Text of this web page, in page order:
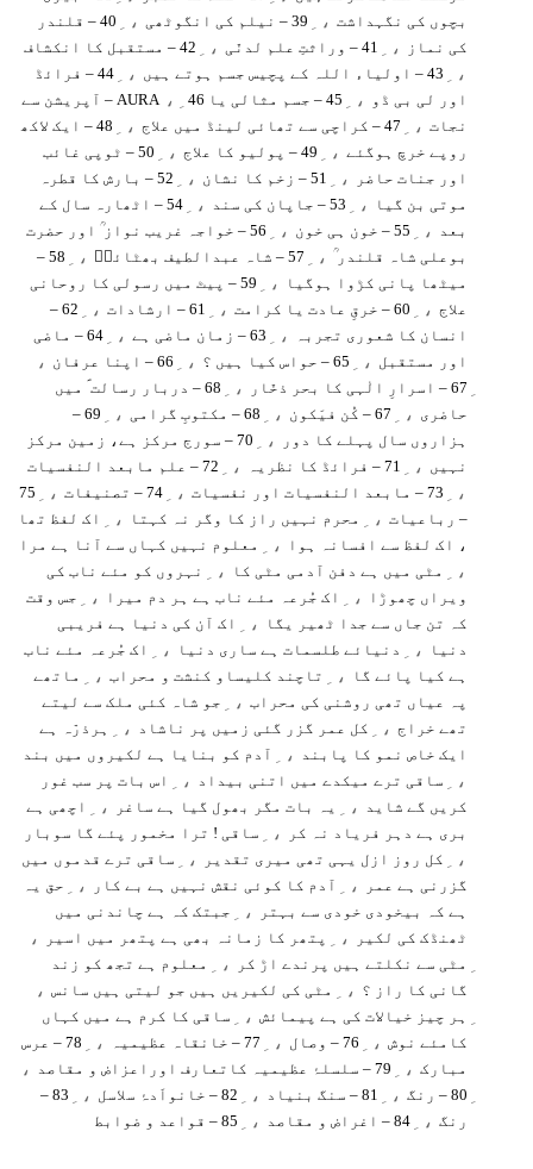
بچوں کی نگہداشت ، ِ 39 – نیلم کی انگوٹھی ، ِ
40 – قلندر
کی نماز
، ِ 41 – وراثتِ علم لدنّی ، ِ 42 – مستقبل کا انکشاف
، ِ 43 – اولیاء اللہ کے پچیس جسم ہوتے ہیں ، ِ
44 – فرائڈ
اور لی بی ڈو
، ِ 45 – جسم مثالی یا AURA ، ِ
46 – آپریشن سے
نجات ، ِ 47 – کراچی سے تھائی لینڈ میں علاج ، ِ
48 – ایک لاکھ
روپے خرچ ہوگئے ، ِ 49 – پولیو کا علاج ، ِ
50 – ٹوپی غائب
اور جنات حاضر
، ِ 51 – زخم کا نشان ، ِ
52 – بارش کا قطرہ
موتی بن گیا
، ِ 53 – جاپان کی سند ، ِ
54 – اٹھارہ سال کے
بعد ، ِ 55 – خون ہی خون ، ِ
56 – خواجہ غریب نواز ؒ اور حضرت
بوعلی شاہ قلندر ؒ ، ِ 57 – شاہ عبدالطیف بھٹائیؒ ، ِ
58 –
میٹھا پانی کڑوا ہوگیا
، ِ
59 – پیٹ میں رسولی کا روحانی
علاج ، ِ 60 – خرقِ عادت یا کرامت ، ِ 61 – ارشادات ، ِ
62 –
انسان کا شعوری تجربہ
، ِ 63 – زمان ماضی ہے ، ِ
64 – ماضی
اور مستقبل ، ِ 65 – حواس کیا ہیں ؟ ، ِ 66 – اپنا عرفان
،
67 – اسرارِ الٰہی کا بحر ذخّار ، ِ
68 – دربار رسالت ؐ میں
حاضری ، ِ 67 – کُن فیَکون ، ِ 68 – مکتوبِ گرامی ، ِ
69 –
ہزاروں سال پہلے کا دور
، ِ
70 – سورج مرکز ہے، زمین مرکز
نہیں ، ِ 71 – فرائڈ کا نظریہ ، ِ 72 – علم مابعد النفسیات
، ِ 73 – مابعد النفسیات اور نفسیات ، ِ 74 – تصنیفات ، ِ
75
– رباعیات ، ِ محرم نہیں راز کا وگر نہ کہتا ، ِ
اک لفظ تھا
، اک لفظ سے افسانہ ہوا
، ِ معلوم نہیں کہاں سے آنا ہے مرا
، ِ مٹی میں ہے دفن آدمی مٹی کا ، ِ
نہروں کو مئے ناب کی
ویراں چھوڑا
، ِ اک جُرعہ مئے ناب ہے ہر دم میرا ، ِ
جس وقت
کہ تن جاں سے جدا ٹھیر یگا
، ِ
اک آن کی دنیا ہے فریبی
دنیا
، ِ دنیائے طلسمات ہے ساری دنیا ، ِ
اک جُرعہ مئے ناب
ہے کیا پائے گا
، ِ تاچند کلیساو کنشت و محراب ، ِ
ماتھے
پہ عیاں تھی روشنی کی محراب ، ِ
جو شاہ کئی ملک سے لیتے
تھے خراج ، ِ کل عمر گزر گئی زمیں پر ناشاد ، ِ
ہرذرّہ ہے
ایک خاص نمو کا پابند ، ِ آدم کو بنایا ہے لکیروں میں بند
، ِ ساقی ترے میکدے میں اتنی بیداد ، ِ
اس بات پر سب غور
کریں گے شاید ، ِ یہ بات مگر بھول گیا ہے ساغر ، ِ
اچھی ہے
بری ہے دہر فریاد نہ کر
، ِ ساقی ! ترا مخمور پئے گا سوبار
، ِ کل روز ازل یہی تھی میری تقدیر ، ِ
ساقی ترے قدموں میں
گزرنی ہے عمر
، ِ آدم کا کوئی نقش نہیں ہے بے کار ، ِ
حق یہ
ہے کہ بیخودی خودی سے بہتر
، ِ
جبتک کہ ہے چاندنی میں
ٹھنڈک کی لکیر
، ِ پتھر کا زمانہ بھی ہے پتھر میں اسیر
،
مٹی سے نکلتے ہیں پرندے اڑ کر ، ِ
معلوم ہے تجھ کو زند
گانی کا راز ؟ ، ِ مٹی کی لکیریں ہیں جو لیتی ہیں سانس ،
ہر چیز خیالات کی ہے پیمائش ، ِ
ساقی کا کرم ہے میں کہاں
کامئے نوش ، ِ 76 – وصال ، ِ 77 – خانقاہ عظیمیہ ، ِ
78 – عرس
مبارک ، ِ 79 – سلسلۂ عظیمیہ کاتعارف اوراعزاض و مقاصد
،
80 – رنگ ، ِ 81 – سنگ بنیاد ، ِ 82 – خانواَدۂ سلاسل ، ِ
83 –
رنگ ، ِ 84 – اغراض و مقاصد ، ِ 85 – قواعد و ضوابط